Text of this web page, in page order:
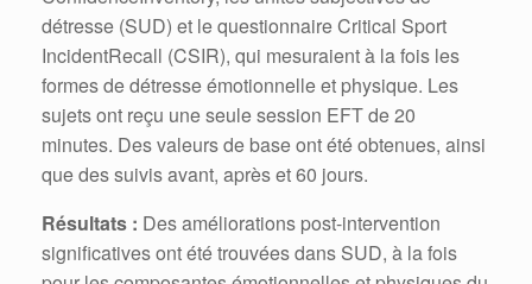
détresse (SUD) et le questionnaire Critical Sport
IncidentRecall (CSIR), qui mesuraient à la fois les
formes de détresse émotionnelle et physique. Les
sujets ont reçu une seule session EFT de 20
minutes. Des valeurs de base ont été obtenues, ainsi
que des suivis avant, après et 60 jours.
Résultats : Des améliorations post-intervention
significatives ont été trouvées dans SUD, à la fois